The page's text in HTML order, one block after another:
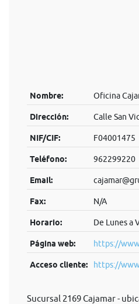
Nombre: Oficina
Dirección: Calle San
NIF/CIF: F04001475
Teléfono: 962299220
Email:
Fax: N/A
Horario: De Lunes a
Página web: https://
Acceso cliente: https://
Sucursal 2169 Cajamar -